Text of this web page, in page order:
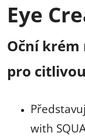
Eye
Oční
pro
with